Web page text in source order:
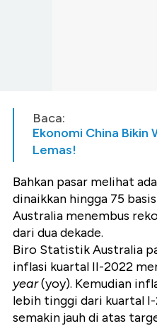
Baca:
Ekonomi China Bikin
Lemas!
Bahkan pasar melihat
dinaikkan hingga 75
Australia menembus
dari dua dekade.
Biro Statistik Australia
inflasi kuartal II-2022
year(yoy). Kemudian
lebih tinggi dari kuartal I-
semakin jauh di atas